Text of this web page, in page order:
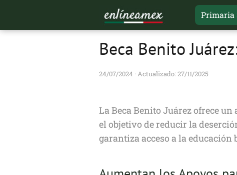
Primaria
Beca Benito
24/07/2024 · Actualizado: 27/11/2025
La Beca Benito Juárez ofrece
el objetivo de reducir la
garantiza acceso a la educación